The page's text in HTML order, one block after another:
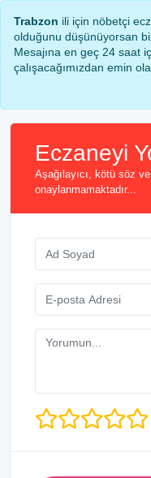
Trabzon ili için nöbetçi
olduğunu düşünüyorsan
Mesajına en geç 24 saat
çalışacağımızdan emin
Eczaneyi
Aşağılayıcı, kötü söz
onaylanmamaktadır...